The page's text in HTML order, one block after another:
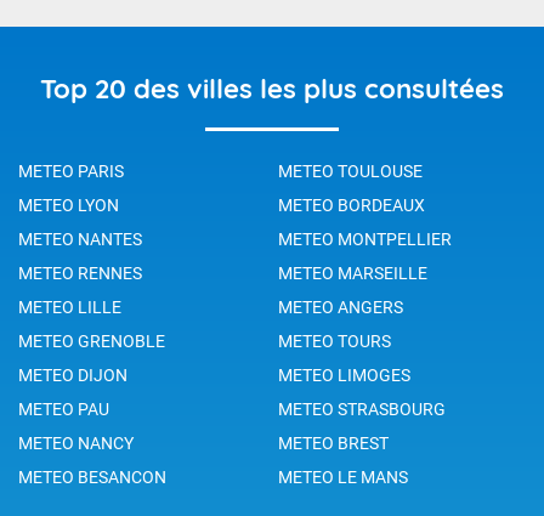
Top 20 des villes les plus consultées
METEO PARIS
METEO TOULOUSE
METEO LYON
METEO BORDEAUX
METEO NANTES
METEO MONTPELLIER
METEO RENNES
METEO MARSEILLE
METEO LILLE
METEO ANGERS
METEO GRENOBLE
METEO TOURS
METEO DIJON
METEO LIMOGES
METEO PAU
METEO STRASBOURG
METEO NANCY
METEO BREST
METEO BESANCON
METEO LE MANS